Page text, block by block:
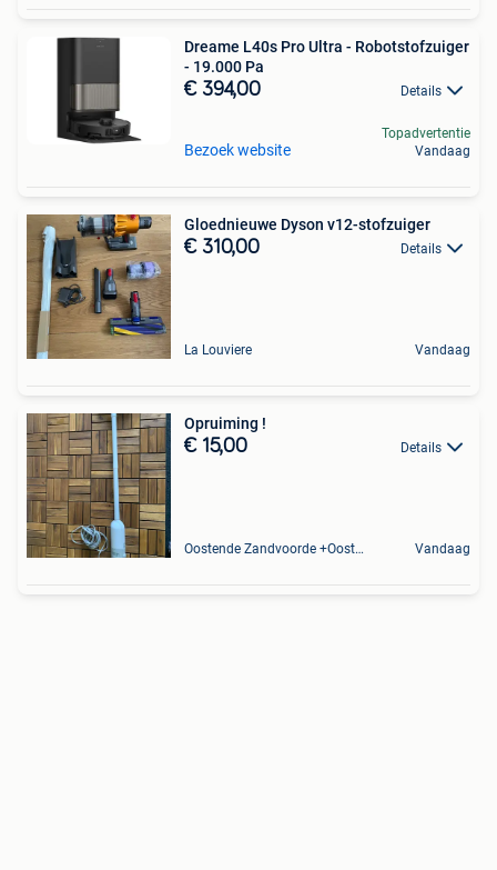
Dreame L40s Pro Ultra - Robotstofzuiger
- 19.000 Pa
€ 394,00 Details
Bezoek website
Topadvertentie
Vandaag
Gloednieuwe Dyson v12-stofzuiger
€ 310,00 Details
La Louviere Vandaag
Opruiming !
€ 15,00 Details
Oostende Zandvoorde +Oostende Vandaag